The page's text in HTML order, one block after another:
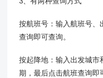
按航班号：输入航班号、
查询即可查询。
按起降地：输入出发城市
期，最后点击航班查询即